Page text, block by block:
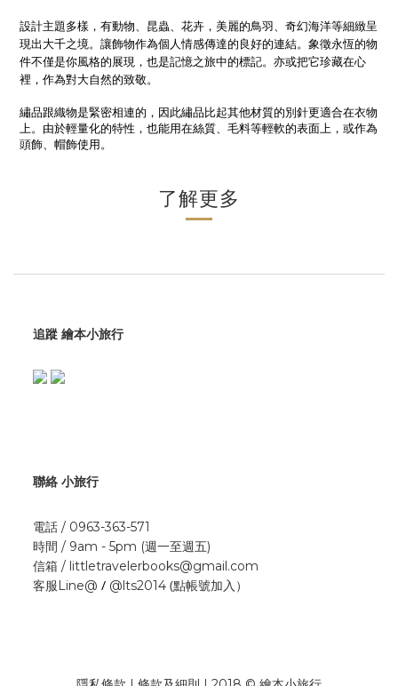
設計主題多樣，有動物、昆蟲、花卉，美麗的鳥羽、奇幻海洋等細緻呈
現出大千之境。讓飾物作為個人情感傳達的良好的連結。象徵永恆的物
件不僅是你風格的展現，也是記憶之旅中的標記。亦或把它珍藏在心
裡，作為對大自然的致敬。
繡品跟織物是緊密相連的，因此繡品比起其他材質的別針更適合在衣物
上。由於輕量化的特性，也能用在絲質、毛料等輕軟的表面上，或作為
頭飾、帽飾使用。
了解更多
追蹤 繪本小旅行
聯絡 小旅行
電話 / 0963-363-571
時間 / 9am - 5pm (週一至週五)
信箱 / littletravelerbooks@gmail.com
客服Line@ / @lts2014 (點帳號加入）